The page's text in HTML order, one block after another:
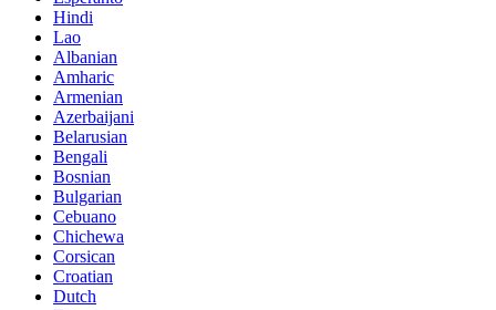
Hindi
Lao
Albanian
Amharic
Armenian
Azerbaijani
Belarusian
Bengali
Bosnian
Bulgarian
Cebuano
Chichewa
Corsican
Croatian
Dutch